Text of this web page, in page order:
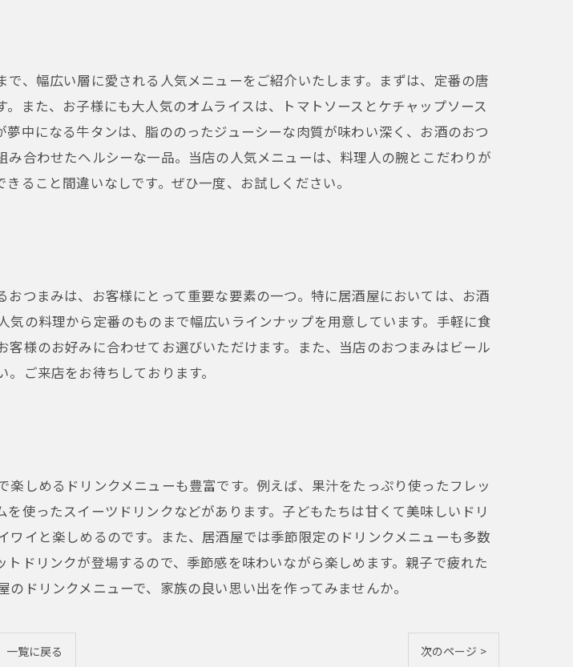
、幅広い層に愛される人気メニューをご紹介いたします。まずは、定番の唐
また、お子様にも大人気のオムライスは、トマトソースとケチャップソース
中になる牛タンは、脂ののったジューシーな肉質が味わい深く、お酒のおつ
合わせたヘルシーな一品。当店の人気メニューは、料理人の腕とこだわりが
ること間違いなしです。ぜひ一度、お試しください。
つまみは、お客様にとって重要な要素の一つ。特に居酒屋においては、お酒
の料理から定番のものまで幅広いラインナップを用意しています。手軽に食
様のお好みに合わせてお選びいただけます。また、当店のおつまみはビール
ご来店をお待ちしております。
しめるドリンクメニューも豊富です。例えば、果汁をたっぷり使ったフレッ
使ったスイーツドリンクなどがあります。子どもたちは甘くて美味しいドリ
イと楽しめるのです。また、居酒屋では季節限定のドリンクメニューも多数
ドリンクが登場するので、季節感を味わいながら楽しめます。親子で疲れた
ドリンクメニューで、家族の良い思い出を作ってみませんか。
一覧に戻る 次のページ >